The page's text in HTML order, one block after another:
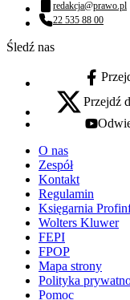
Adres email:
redakcja@prawo.pl
Numer telefonu:
22 535 88 00
Śledź nas
facebook -
x - otwiera się w
Przejdź
youtube -
O nas
Zespół
Kontakt
Regulamin
Księgarnia
Wolters Kluwer
FEPI
FPOP
Mapa strony
Polityka
Pomoc